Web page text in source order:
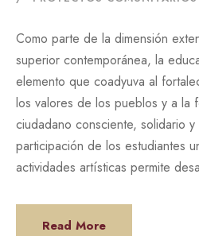
Como parte de la dimensión
superior contemporánea, la
elemento que coadyuva al
los valores de los pueblos y a la
ciudadano consciente, solidario
participación de los estudiantes
actividades artísticas permite
Read More